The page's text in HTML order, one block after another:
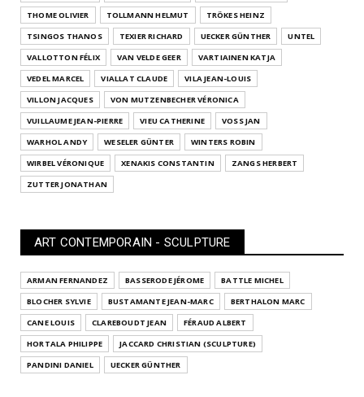
THOME OLIVIER
TOLLMANN HELMUT
TRÖKES HEINZ
TSINGOS THANOS
TEXIER RICHARD UECKER GÜNTHER
UNTEL
VALLOTTON FÉLIX
VAN VELDE GEER
VARTIAINEN KATJA
VEDEL MARCEL
VIALLAT CLAUDE
VILA JEAN-LOUIS
VILLON JACQUES
VON MUTZENBECHER VÉRONICA
VUILLAUME JEAN-PIERRE
VIEU CATHERINE
VOSS JAN
WARHOL ANDY
WESELER GÜNTER
WINTERS ROBIN
WIRBEL VÉRONIQUE
XENAKIS CONSTANTIN
ZANGS HERBERT
ZUTTER JONATHAN
ART CONTEMPORAIN - SCULPTURE
ARMAN FERNANDEZ BASSERODE JÉROME
BATTLE MICHEL
BLOCHER SYLVIE
BUSTAMANTE JEAN-MARC
BERTHALON MARC
CANE LOUIS
CLAREBOUDT JEAN
FÉRAUD ALBERT
HORTALA PHILIPPE
JACCARD CHRISTIAN (SCULPTURE)
PANDINI DANIEL
UECKER GÜNTHER